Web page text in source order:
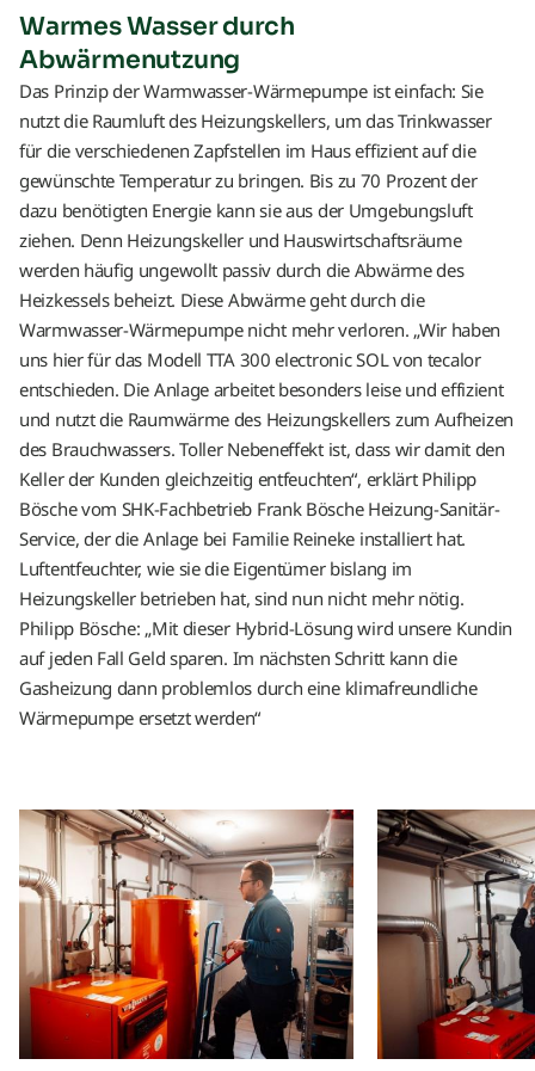
Warmes Wasser durch
Abwärmenutzung
Das Prinzip der Warmwasser-Wärmepumpe ist einfach: Sie
nutzt die Raumluft des Heizungskellers, um das Trinkwasser
für die verschiedenen Zapfstellen im Haus effizient auf die
gewünschte Temperatur zu bringen. Bis zu 70 Prozent der
dazu benötigten Energie kann sie aus der Umgebungsluft
ziehen. Denn Heizungskeller und Hauswirtschaftsräume
werden häufig ungewollt passiv durch die Abwärme des
Heizkessels beheizt. Diese Abwärme geht durch die
Warmwasser-Wärmepumpe nicht mehr verloren. „Wir haben
uns hier für das Modell TTA 300 electronic SOL von tecalor
entschieden. Die Anlage arbeitet besonders leise und effizient
und nutzt die Raumwärme des Heizungskellers zum Aufheizen
des Brauchwassers. Toller Nebeneffekt ist, dass wir damit den
Keller der Kunden gleichzeitig entfeuchten“, erklärt Philipp
Bösche vom SHK-Fachbetrieb Frank Bösche Heizung-Sanitär-
Service, der die Anlage bei Familie Reineke installiert hat.
Luftentfeuchter, wie sie die Eigentümer bislang im
Heizungskeller betrieben hat, sind nun nicht mehr nötig.
Philipp Bösche: „Mit dieser Hybrid-Lösung wird unsere Kundin
auf jeden Fall Geld sparen. Im nächsten Schritt kann die
Gasheizung dann problemlos durch eine klimafreundliche
Wärmepumpe ersetzt werden“